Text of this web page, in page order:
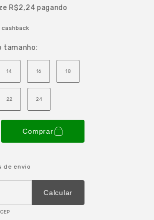
R$2,24 pagando
cashback
tamanho:
14 16 18
22 24
Comprar
de envio
o CEP: ALTERAR CEP
Calcular